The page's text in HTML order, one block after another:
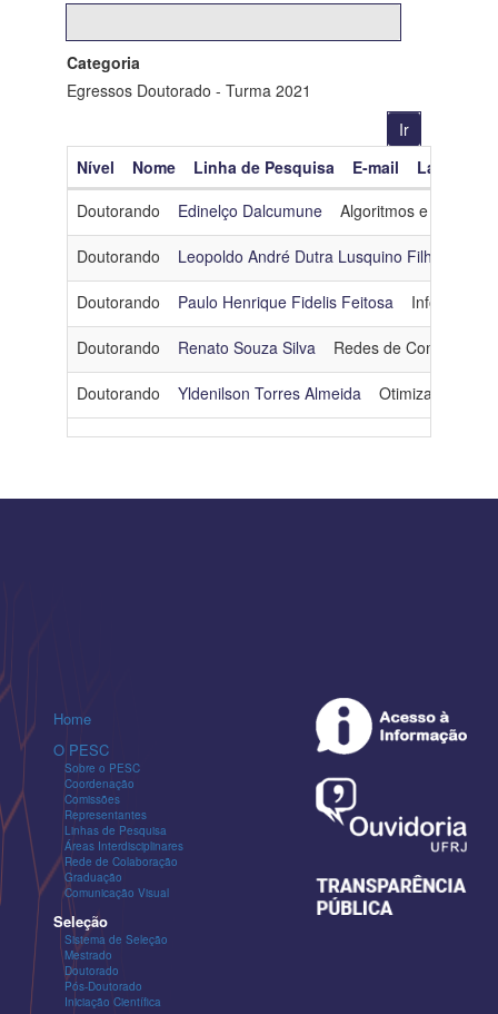
Categoria
Egressos Doutorado - Turma 2021
Nível Nome Linha de Pesquisa E-mail Lattes
Doutorando
Edinelço Dalcumune Algoritmos e
Doutorando Leopoldo André Dutra Lusquino Filho
Doutorando Paulo Henrique Fidelis Feitosa Informática
Doutorando Renato Souza Silva Redes de
Doutorando Yldenilson Torres Almeida Otimização
Home
O PESC
Sobre o PESC
Coordenação
Comissões
Representantes
Linhas de Pesquisa
Áreas Interdisciplinares
Rede de Colaboração
Graduação
Comunicação Visual
Seleção
Sistema de Seleção
Mestrado
Doutorado
Pós-Doutorado
Iniciação Científica